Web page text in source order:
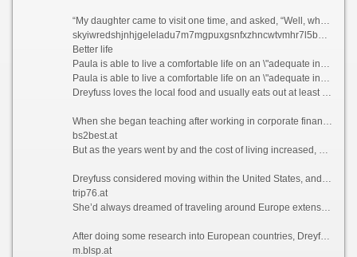
“My daughter came to visit one time, and asked, “Well, what do you guys do all day?” she recalls. “And my friend holds up a glass of Champagne and goes, “You’re looking at it.”
skyiwredshjnhjgeleladu7m7mgpuxgsnfxzhncwtvmhr7l5bniutayd.onion
Better life
Paula is able to live a comfortable life on an \"adequate income\" in Portugal, which she feels wouldn\'t have been possible if she\'d stayed in California.
Paula is able to live a comfortable life on an \"adequate income\" in Portugal, which she feels wouldn\'t have been possible if she\'d stayed in California. Courtesy Paula Dreyfuss
Dreyfuss loves the local food and usually eats out at least three times a week, something she simply couldn’t have afforded to do when she was based in San Diego, California, where she lived and worked as a teacher previously.
When she began teaching after working in corporate finance for years, Dreyfuss thought she’d end up with a retirement income that would provide her with a comfortable lifestyle.
bs2best.at
But as the years went by and the cost of living increased, she realized that this was unlikely to be the case.
Dreyfuss considered moving within the United States, and recalls driving up to Seattle and “stopping at a bunch of places,” but says she couldn’t find anywhere affordable enough to tempt her away.
trip76.at
She’d always dreamed of traveling around Europe extensively, but Dreyfuss knew that this would likely never happen if she stayed where she was. So what better way to explore the continent than actually moving there?
After doing some research into European countries, Dreyfuss found that the only visa that she qualified for at the time was the Portugal D7 visa, which allows non-EU nationals with a stable passive income to reside in the country.
m.blsp.at